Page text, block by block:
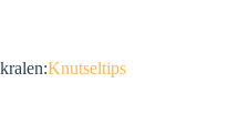
Knutseltips